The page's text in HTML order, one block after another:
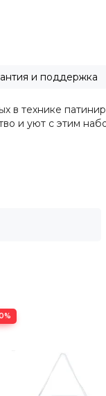
и поддержка
в технике
и уют с этим